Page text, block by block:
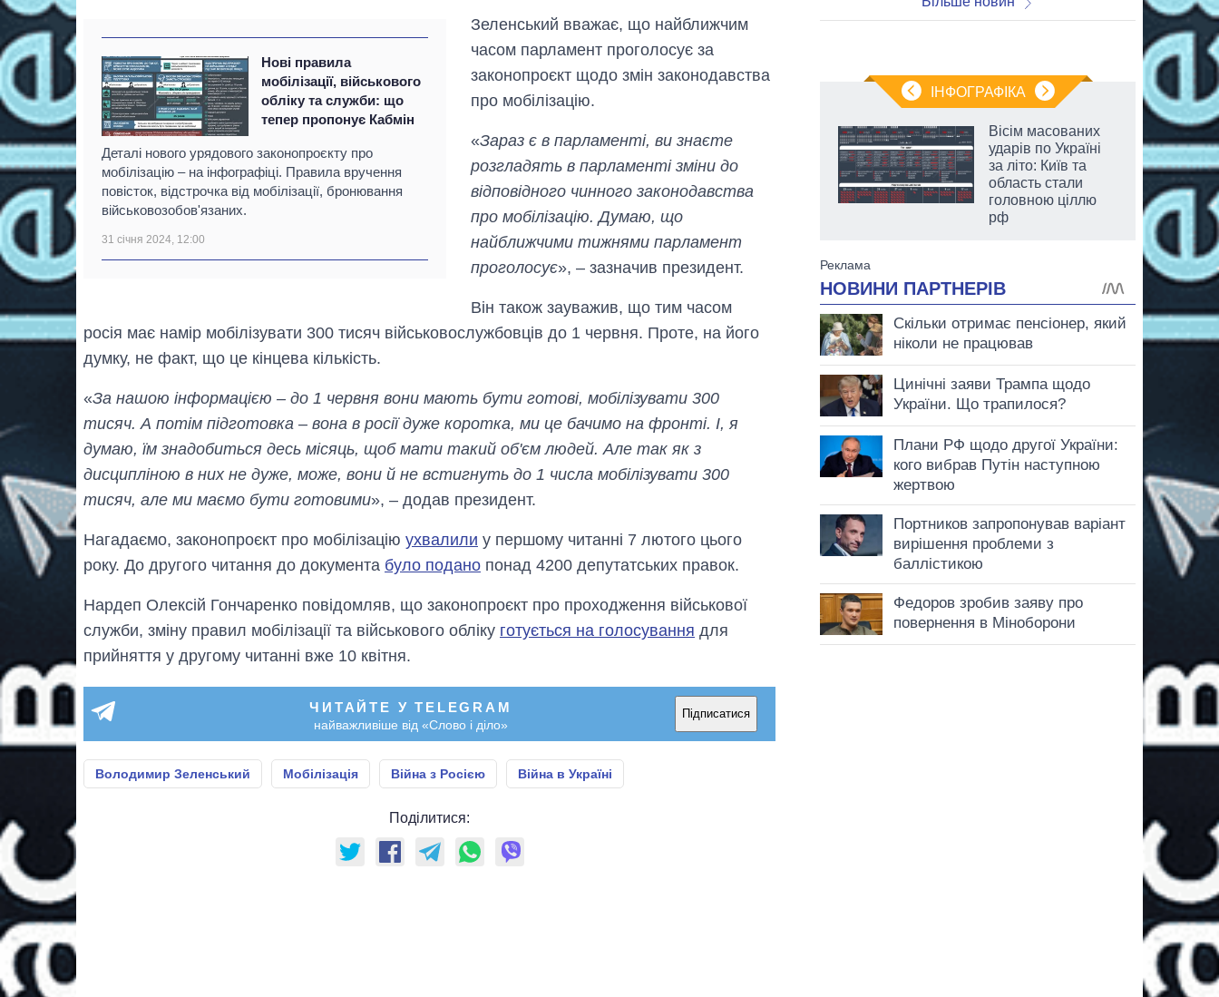
Нові правила
мобілізації, військового
обліку та служби: що
тепер пропонує Кабмін
Деталі нового урядового законопроєкту про
мобілізацію – на інфографіці. Правила вручення
повісток, відстрочка від мобілізації, бронювання
військовозобов'язаних.
31 січня 2024, 12:00
Зеленський вважає, що найближчим
часом парламент проголосує за
законопроєкт щодо змін законодавства
про мобілізацію.
«Зараз є в парламенті, ви знаєте
розгладять в парламенті зміни до
відповідного чинного законодавства
про мобілізацію. Думаю, що
найближчими тижнями парламент
проголосує», – зазначив президент.
Він також зауважив, що тим часом
росія має намір мобілізувати 300 тисяч військовослужбовців до 1 червня. Проте, на його
думку, не факт, що це кінцева кількість.
«За нашою інформацією – до 1 червня вони мають бути готові, мобілізувати 300
тисяч. А потім підготовка – вона в росії дуже коротка, ми це бачимо на фронті. І, я
думаю, їм знадобиться десь місяць, щоб мати такий об'єм людей. Але так як з
дисципліною в них не дуже, може, вони й не встигнуть до 1 числа мобілізувати 300
тисяч, але ми маємо бути готовими», – додав президент.
Нагадаємо, законопроєкт про мобілізацію ухвалили у першому читанні 7 лютого цього
року. До другого читання до документа було подано понад 4200 депутатських правок.
Нардеп Олексій Гончаренко повідомляв, що законопроєкт про проходження військової
служби, зміну правил мобілізації та військового обліку готується на голосування для
прийняття у другому читанні вже 10 квітня.
ЧИТАЙТЕ У TELEGRAM
найважливіше від «Слово і діло»
Підписатися
Володимир Зеленський Мобілізація Війна з Росією Війна в Україні
Поділитися:
ІНФОГРАФІКА
вирощували в
Україні до і під час
великої війни
Вісім масованих
ударів по Україні
за літо: Київ та
область стали
головною ціллю
рф